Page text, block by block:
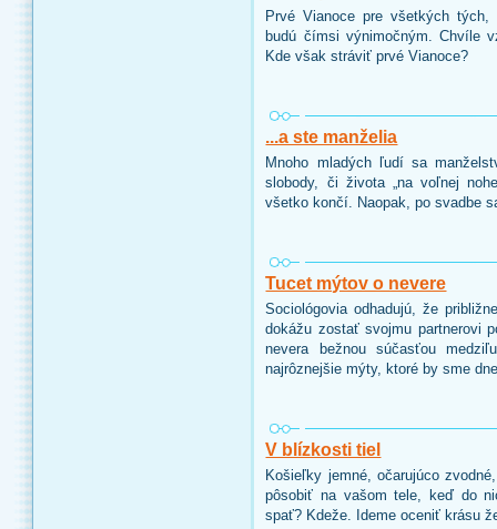
Prvé Vianoce pre všetkých
budú čímsi výnimočným. Chvíle
Kde však stráviť prvé Vianoce?
...a ste manželia
Mnoho mladých ľudí sa
slobody, či života „na voľnej
všetko končí. Naopak, po svadbe
Tucet mýtov o nevere
Sociológovia odhadujú, že
dokážu zostať svojmu partnerovi
nevera bežnou súčasťou
najrôznejšie mýty, ktoré by sme
V blízkosti tiel
Košieľky jemné, očarujúco
pôsobiť na vašom tele, keď do
spať? Kdeže. Ideme oceniť krásu